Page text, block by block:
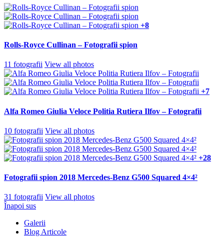
+8
Rolls-Royce Cullinan – Fotografii spion
11 fotografii View all photos
+7
Alfa Romeo Giulia Veloce Politia Rutiera Ilfov – Fotografii
10 fotografii View all photos
+28
Fotografii spion 2018 Mercedes-Benz G500 Squared 4×4²
31 fotografii View all photos
Înapoi sus
Galerii
Blog Articole